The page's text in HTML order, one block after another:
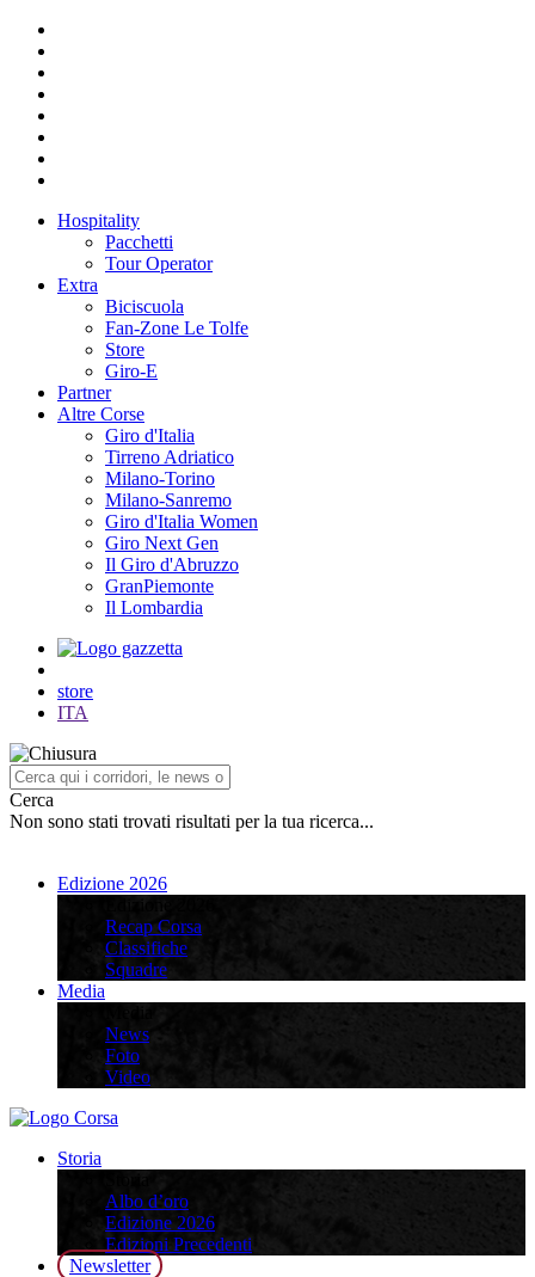
Hospitality
Pacchetti
Tour Operator
Extra
Biciscuola
Fan-Zone Le Tolfe
Store
Giro-E
Partner
Altre Corse
Giro d'Italia
Tirreno Adriatico
Milano-Torino
Milano-Sanremo
Giro d'Italia Women
Giro Next Gen
Il Giro d'Abruzzo
GranPiemonte
Il Lombardia
store
ITA
Cerca
Non sono stati trovati risultati per la tua ricerca...
Edizione 2026
Recap Corsa
Classifiche
Squadre
Media
News
Foto
Video
Storia
Albo d’oro
Edizione 2026
Edizioni Precedenti
Newsletter